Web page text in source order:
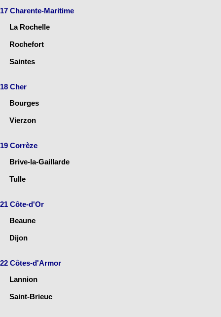
17 Charente-Maritime
La Rochelle
Rochefort
Saintes
18 Cher
Bourges
Vierzon
19 Corrèze
Brive-la-Gaillarde
Tulle
21 Côte-d'Or
Beaune
Dijon
22 Côtes-d'Armor
Lannion
Saint-Brieuc